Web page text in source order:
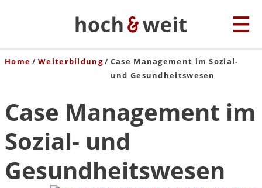
Home Weiterbildung
Case Management im Sozial-
und Gesundheitswesen
Case Management im
Sozial- und
Gesundheitswesen